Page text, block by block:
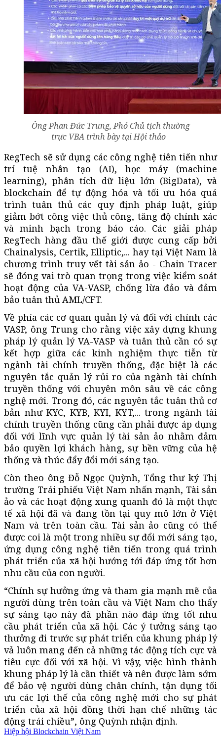
Ông Phan Đức Trung, Phó Chủ tịch thường
trực VBA trình bày tại Hội thảo
RegTech sẽ sử dụng các công nghệ tiên tiến như
trí tuệ nhân tạo (AI), học máy (machine
learning), phân tích dữ liệu lớn (BigData), và
blockchain để tự động hóa và tối ưu hóa quá
trình tuân thủ các quy định pháp luật, giúp
giảm bớt công việc thủ công, tăng độ chính xác
và minh bạch trong báo cáo. Các giải pháp
RegTech hàng đầu thế giới được cung cấp bởi
Chainalysis, Certik, Elliptic,... hay tại Việt Nam là
chương trình truy vết tài sản ảo - Chain Tracer
sẽ đóng vai trò quan trọng trong việc kiểm soát
hoạt động của VA-VASP, chống lừa đảo và đảm
bảo tuân thủ AML/CFT.
Về phía các cơ quan quản lý và đối với chính các
VASP, ông Trung cho rằng việc xây dựng khung
pháp lý quản lý VA-VASP và tuân thủ cần có sự
kết hợp giữa các kinh nghiệm thực tiễn từ
ngành tài chính truyền thống, đặc biệt là các
nguyên tắc quản lý rủi ro của ngành tài chính
truyền thống với chuyên môn sâu về các công
nghệ mới. Trong đó, các nguyên tắc tuân thủ cơ
bản như KYC, KYB, KYI, KYT,... trong ngành tài
chính truyền thống cũng cần phải được áp dụng
đối với lĩnh vực quản lý tài sản ảo nhằm đảm
bảo quyền lợi khách hàng, sự bền vững của hệ
thống và thúc đẩy đổi mới sáng tạo.
Còn theo ông Đỗ Ngọc Quỳnh, Tổng thư ký Thị
trường Trái phiếu Việt Nam nhấn mạnh, Tài sản
ảo và các hoạt động xung quanh đó là một thực
tế xã hội đã và đang tồn tại quy mô lớn ở Việt
Nam và trên toàn cầu. Tài sản ảo cũng có thể
được coi là một trong nhiều sự đổi mới sáng tạo,
ứng dụng công nghệ tiên tiến trong quá trình
phát triển của xã hội hướng tới đáp ứng tốt hơn
nhu cầu của con người.
“Chính sự hưởng ứng và tham gia mạnh mẽ của
người dùng trên toàn cầu và Việt Nam cho thấy
sự sáng tạo này đã phần nào đáp ứng tốt nhu
cầu phát triển của xã hội. Các ý tưởng sáng tạo
thưởng đi trước sự phát triển của khung pháp lý
vả luôn mang đến cả những tác động tích cực và
tiêu cực đối với xã hội. Vì vậy, việc hình thành
khung pháp lý là cần thiết và nên được làm sớm
để bảo vệ người dùng chân chính, tận dụng tối
ưu các lợi thế của công nghệ mới cho sự phát
triển của xã hội đồng thời hạn chế những tác
động trái chiều”, ông Quỳnh nhận định.
Hiệp hội Blockchain Việt Nam